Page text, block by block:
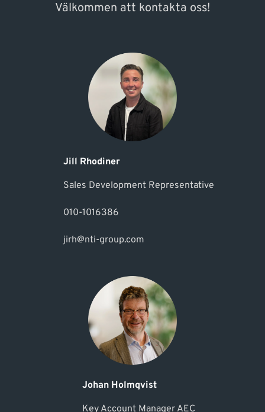
Välkommen att kontakta oss!
Jill Rhodiner
Sales Development Representative
010-1016386
jirh@nti-group.com
Johan Holmqvist
Key Account Manager AEC